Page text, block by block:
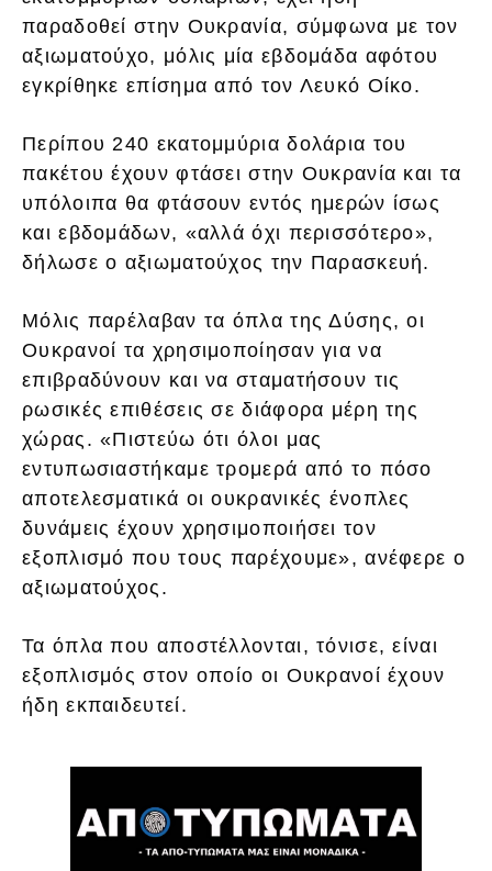
παραδοθεί στην Ουκρανία, σύμφωνα με τον
αξιωματούχο, μόλις μία εβδομάδα αφότου
εγκρίθηκε επίσημα από τον Λευκό Οίκο.
Περίπου 240 εκατομμύρια δολάρια του
πακέτου έχουν φτάσει στην Ουκρανία και τα
υπόλοιπα θα φτάσουν εντός ημερών ίσως
και εβδομάδων, «αλλά όχι περισσότερο»,
δήλωσε ο αξιωματούχος την Παρασκευή.
Μόλις παρέλαβαν τα όπλα της Δύσης, οι
Ουκρανοί τα χρησιμοποίησαν για να
επιβραδύνουν και να σταματήσουν τις
ρωσικές επιθέσεις σε διάφορα μέρη της
χώρας. «Πιστεύω ότι όλοι μας
εντυπωσιαστήκαμε τρομερά από το πόσο
αποτελεσματικά οι ουκρανικές ένοπλες
δυνάμεις έχουν χρησιμοποιήσει τον
εξοπλισμό που τους παρέχουμε», ανέφερε ο
αξιωματούχος.
Τα όπλα που αποστέλλονται, τόνισε, είναι
εξοπλισμός στον οποίο οι Ουκρανοί έχουν
ήδη εκπαιδευτεί.